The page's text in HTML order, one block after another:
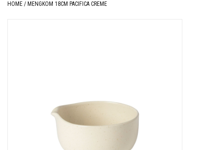
Albast waxinehouders van Zenza
HOME / MENGKOM 18CM PACIFICA CREME